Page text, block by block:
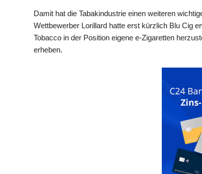
Damit hat die Tabakindustrie einen weiteren
Wettbewerber Lorillard hatte erst kürzlich Blu Cig
Tobacco in der Position eigene e-Zigaretten
erheben.